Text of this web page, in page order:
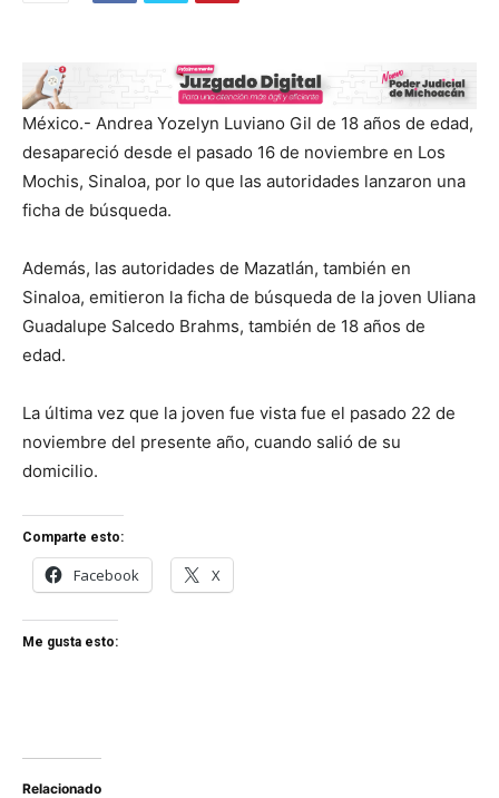
México.- Andrea Yozelyn Luviano Gil de 18 años de edad,
desapareció desde el pasado 16 de noviembre en Los
Mochis, Sinaloa, por lo que las autoridades lanzaron una
ficha de búsqueda.
Además, las autoridades de Mazatlán, también en
Sinaloa, emitieron la ficha de búsqueda de la joven Uliana
Guadalupe Salcedo Brahms, también de 18 años de
edad.
La última vez que la joven fue vista fue el pasado 22 de
noviembre del presente año, cuando salió de su
domicilio.
Comparte esto:
Facebook X
Me gusta esto:
Relacionado